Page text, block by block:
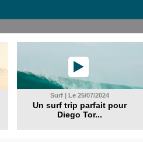
Surf | Le 25/07/2024
Un surf trip parfait pour
Diego Tor...